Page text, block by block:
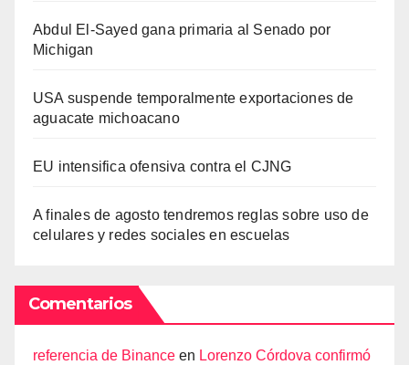
Abdul El-Sayed gana primaria al Senado por
Michigan
USA suspende temporalmente exportaciones de
aguacate michoacano
EU intensifica ofensiva contra el CJNG
A finales de agosto tendremos reglas sobre uso de
celulares y redes sociales en escuelas
Comentarios
referencia de Binance en Lorenzo Córdova confirmó